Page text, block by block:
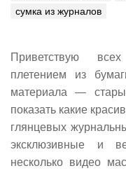
сумка из журналов
Приветствую
плетением из
материала —
показать какие
глянцевых
эксклюзивные и
несколько видео